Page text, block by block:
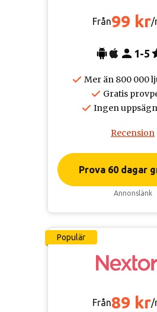
Från99 kr/
1-5
Mer än 800 000
Gratis
Ingen
Recension
Prova 60 dagar
Annonslänk
Populär
Från89 kr/